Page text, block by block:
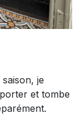
je
et tombe